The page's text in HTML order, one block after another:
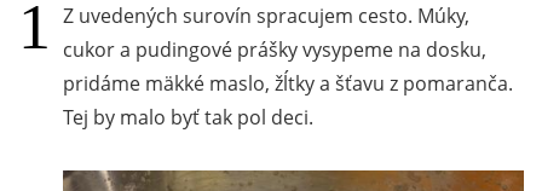
Z uvedených surovín spracujem cesto. Múky,
cukor a pudingové prášky vysypeme na dosku,
pridáme mäkké maslo, žĺtky a šťavu z pomaranča.
Tej by malo byť tak pol deci.